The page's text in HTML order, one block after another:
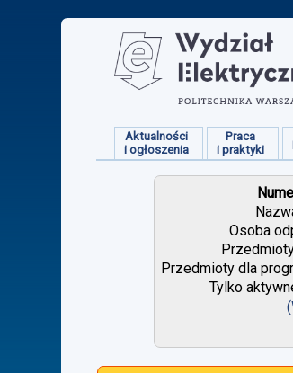
Aktualności
i ogłoszenia
Praca
i praktyki
Osoba
Przedmioty dla
Tylko